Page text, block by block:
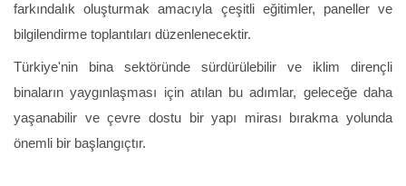
farkındalık oluşturmak amacıyla çeşitli eğitimler, paneller ve
bilgilendirme toplantıları düzenlenecektir.
Türkiye'nin bina sektöründe sürdürülebilir ve iklim dirençli
binaların yaygınlaşması için atılan bu adımlar, geleceğe daha
yaşanabilir ve çevre dostu bir yapı mirası bırakma yolunda
önemli bir başlangıçtır.